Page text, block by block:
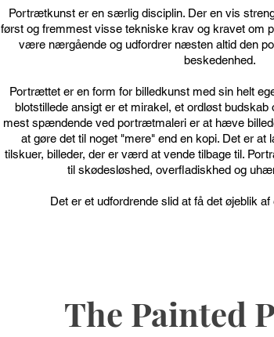
Portrætkunst er en særlig disciplin. Der en vis
først og fremmest visse tekniske krav og kravet om
være nærgående og udfordrer næsten altid den
beskedenhed.
Portrættet er en form for billedkunst med sin helt
blotstillede ansigt er et mirakel, et ordløst
mest spændende ved portrætmaleri er at hæve
at gøre det til noget "mere" end en kopi. Det er at
tilskuer, billeder, der er værd at vende tilbage til.
til skødesløshed, overfladiskhed og
Det er et udfordrende slid at få det øjeblik
The Painted